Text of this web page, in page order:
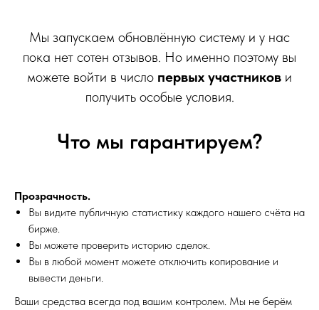
Мы запускаем обновлённую систему и у нас
пока нет сотен отзывов. Но именно поэтому вы
можете войти в число первых участников и
получить особые условия.
Что мы гарантируем?
Прозрачность.
Вы видите публичную статистику каждого нашего счёта на
бирже.
Вы можете проверить историю сделок.
Вы в любой момент можете отключить копирование и
вывести деньги.
Ваши средства всегда под вашим контролем. Мы не берём